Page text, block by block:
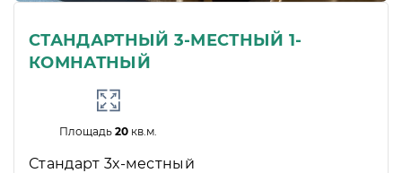
СТАНДАРТНЫЙ 3-МЕСТНЫЙ 1-
КОМНАТНЫЙ
Площадь20 кв.м.
Стандарт 3х-местный